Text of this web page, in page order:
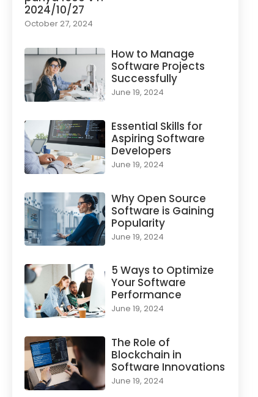
2024/10/27
October 27, 2024
How to Manage
Software Projects
Successfully
June 19, 2024
Essential Skills for
Aspiring Software
Developers
June 19, 2024
Why Open Source
Software is Gaining
Popularity
June 19, 2024
5 Ways to Optimize
Your Software
Performance
June 19, 2024
The Role of
Blockchain in
Software Innovations
June 19, 2024